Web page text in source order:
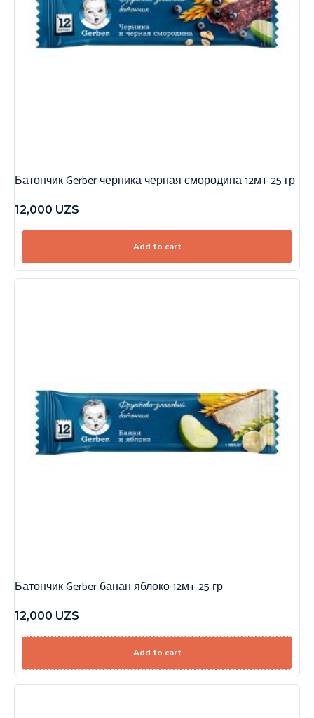
Батончик Gerber черника черная смородина 12м+ 25 гр
12,000 UZS
Add to cart
Батончик Gerber банан яблоко 12м+ 25 гр
12,000 UZS
Add to cart